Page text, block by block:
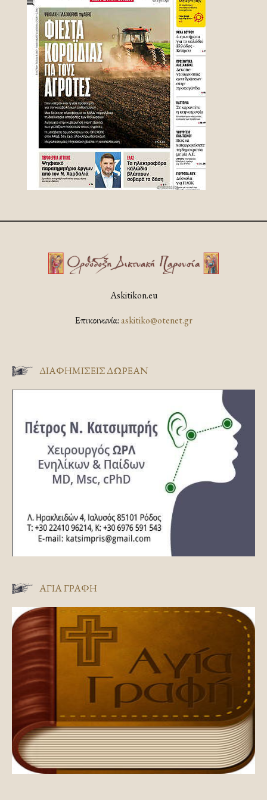
Askitikon.eu
Επικοινωνία:askitiko@otenet.gr
ΔΙΑΦΗΜΊΣΕΙΣ ΔΩΡΕΆΝ
ΑΓΊΑ ΓΡΑΦΉ